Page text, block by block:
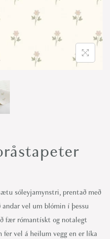
sóleyjamynstri, prentað með
vel um blómin í þessu
fær rómantískt og notalegt
fer vel á heilum vegg en er líka